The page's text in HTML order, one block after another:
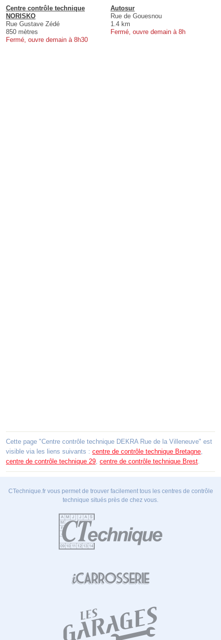
Centre contrôle technique
NORISKO
Rue Gustave Zédé
850 mètres
Fermé, ouvre demain à 8h30
Autosur
Rue de Gouesnou
1.4 km
Fermé, ouvre demain à 8h
Cette page "Centre contrôle technique DEKRA Rue de la Villeneuve" est
visible via les liens suivants : centre de contrôle technique Bretagne,
centre de contrôle technique 29, centre de contrôle technique Brest.
CTechnique.fr vous permet de trouver facilement tous les centres de contrôle
technique situés près de chez vous.